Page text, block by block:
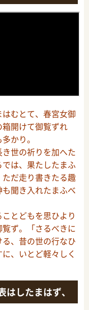
むとて、春宮女御
開けて御覧ずれ
かり。
世の祈りを加へた
は、果たしたまふ
だ走り書きたる趣
聞き入れたまふべ
とどもを思ひより
ず。「さるべきに
、昔の世の行なひ
、いとど軽々しく
したまはず、